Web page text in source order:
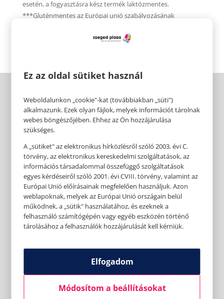
esetén, a fogyasztásra kész termék laktózmentes.
***Gluténmentes az Európai unió szabályozásának
Ez az oldal sütiket használ
Weboldalunkon „cookie"-kat (továbbiakban „süti")
alkalmazunk. Ezek olyan fájlok, melyek információt tárolnak
webes böngészőjében. Ehhez az Ön hozzájárulása
szükséges.
A „sütiket" az elektronikus hírközlésről szóló 2003. évi C.
törvény, az elektronikus kereskedelmi szolgáltatások, az
információs társadalommal összefüggő szolgáltatások
egyes kérdéseiről szóló 2001. évi CVIII. törvény, valamint az
Európai Unió előírásainak megfelelően használjuk. Azon
weblapoknak, melyek az Európai Unió országain belül
működnek, a „sütik" használatához, és ezeknek a
felhasználó számítógépén vagy egyéb eszközén történő
tárolásához a felhasználók hozzájárulását kell kérniük.
Elfogadom
Módosítom a beállításokat